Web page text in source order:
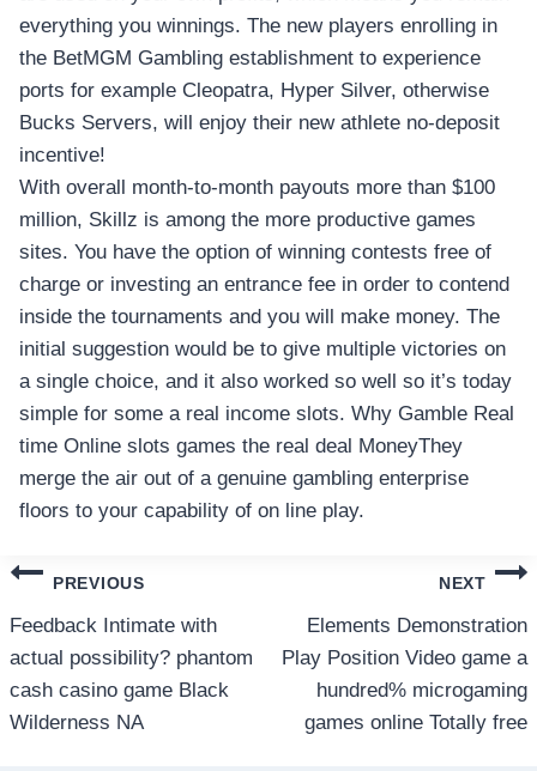
everything you winnings. The new players enrolling in
the BetMGM Gambling establishment to experience
ports for example Cleopatra, Hyper Silver, otherwise
Bucks Servers, will enjoy their new athlete no-deposit
incentive!
With overall month-to-month payouts more than $100
million, Skillz is among the more productive games
sites. You have the option of winning contests free of
charge or investing an entrance fee in order to contend
inside the tournaments and you will make money. The
initial suggestion would be to give multiple victories on
a single choice, and it also worked so well so it’s today
simple for some a real income slots. Why Gamble Real
time Online slots games the real deal MoneyThey
merge the air out of a genuine gambling enterprise
floors to your capability of on line play.
แนะแนว
เรื่อง
PREVIOUS
Feedback Intimate with
actual possibility? phantom
cash casino game Black
Wilderness NA
NEXT
Elements Demonstration
Play Position Video game a
hundred% microgaming
games online Totally free